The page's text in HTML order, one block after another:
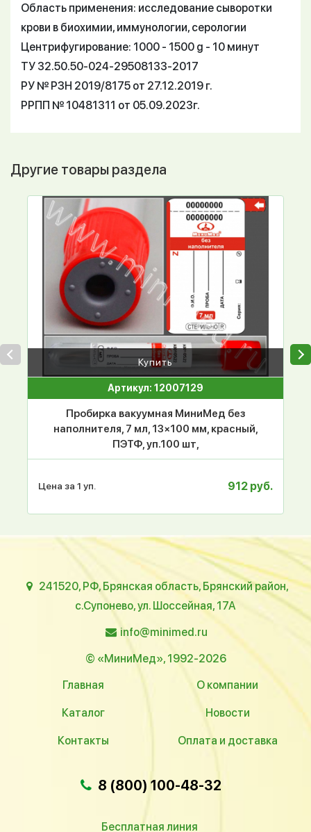
Область применения: исследование сыворотки
крови в биохимии, иммунологии, серологии
Центрифугирование: 1000 - 1500 g - 10 минут
ТУ 32.50.50-024-29508133-2017
РУ № РЗН 2019/8175 от 27.12.2019 г.
РРПП № 10481311 от 05.09.2023г.
Другие товары раздела
Купить
Артикул: 12007129
Пробирка вакуумная МиниМед без
наполнителя, 7 мл, 13×100 мм, красный,
ПЭТФ, уп.100 шт,
Цена за 1 уп. 912 руб.
241520, РФ, Брянская область, Брянский район,
с.Супонево, ул. Шоссейная, 17А
info@minimed.ru
© «МиниМед», 1992-2026
Главная
О компании
Каталог Новости
Контакты Оплата и доставка
8 (800) 100-48-32
Бесплатная линия